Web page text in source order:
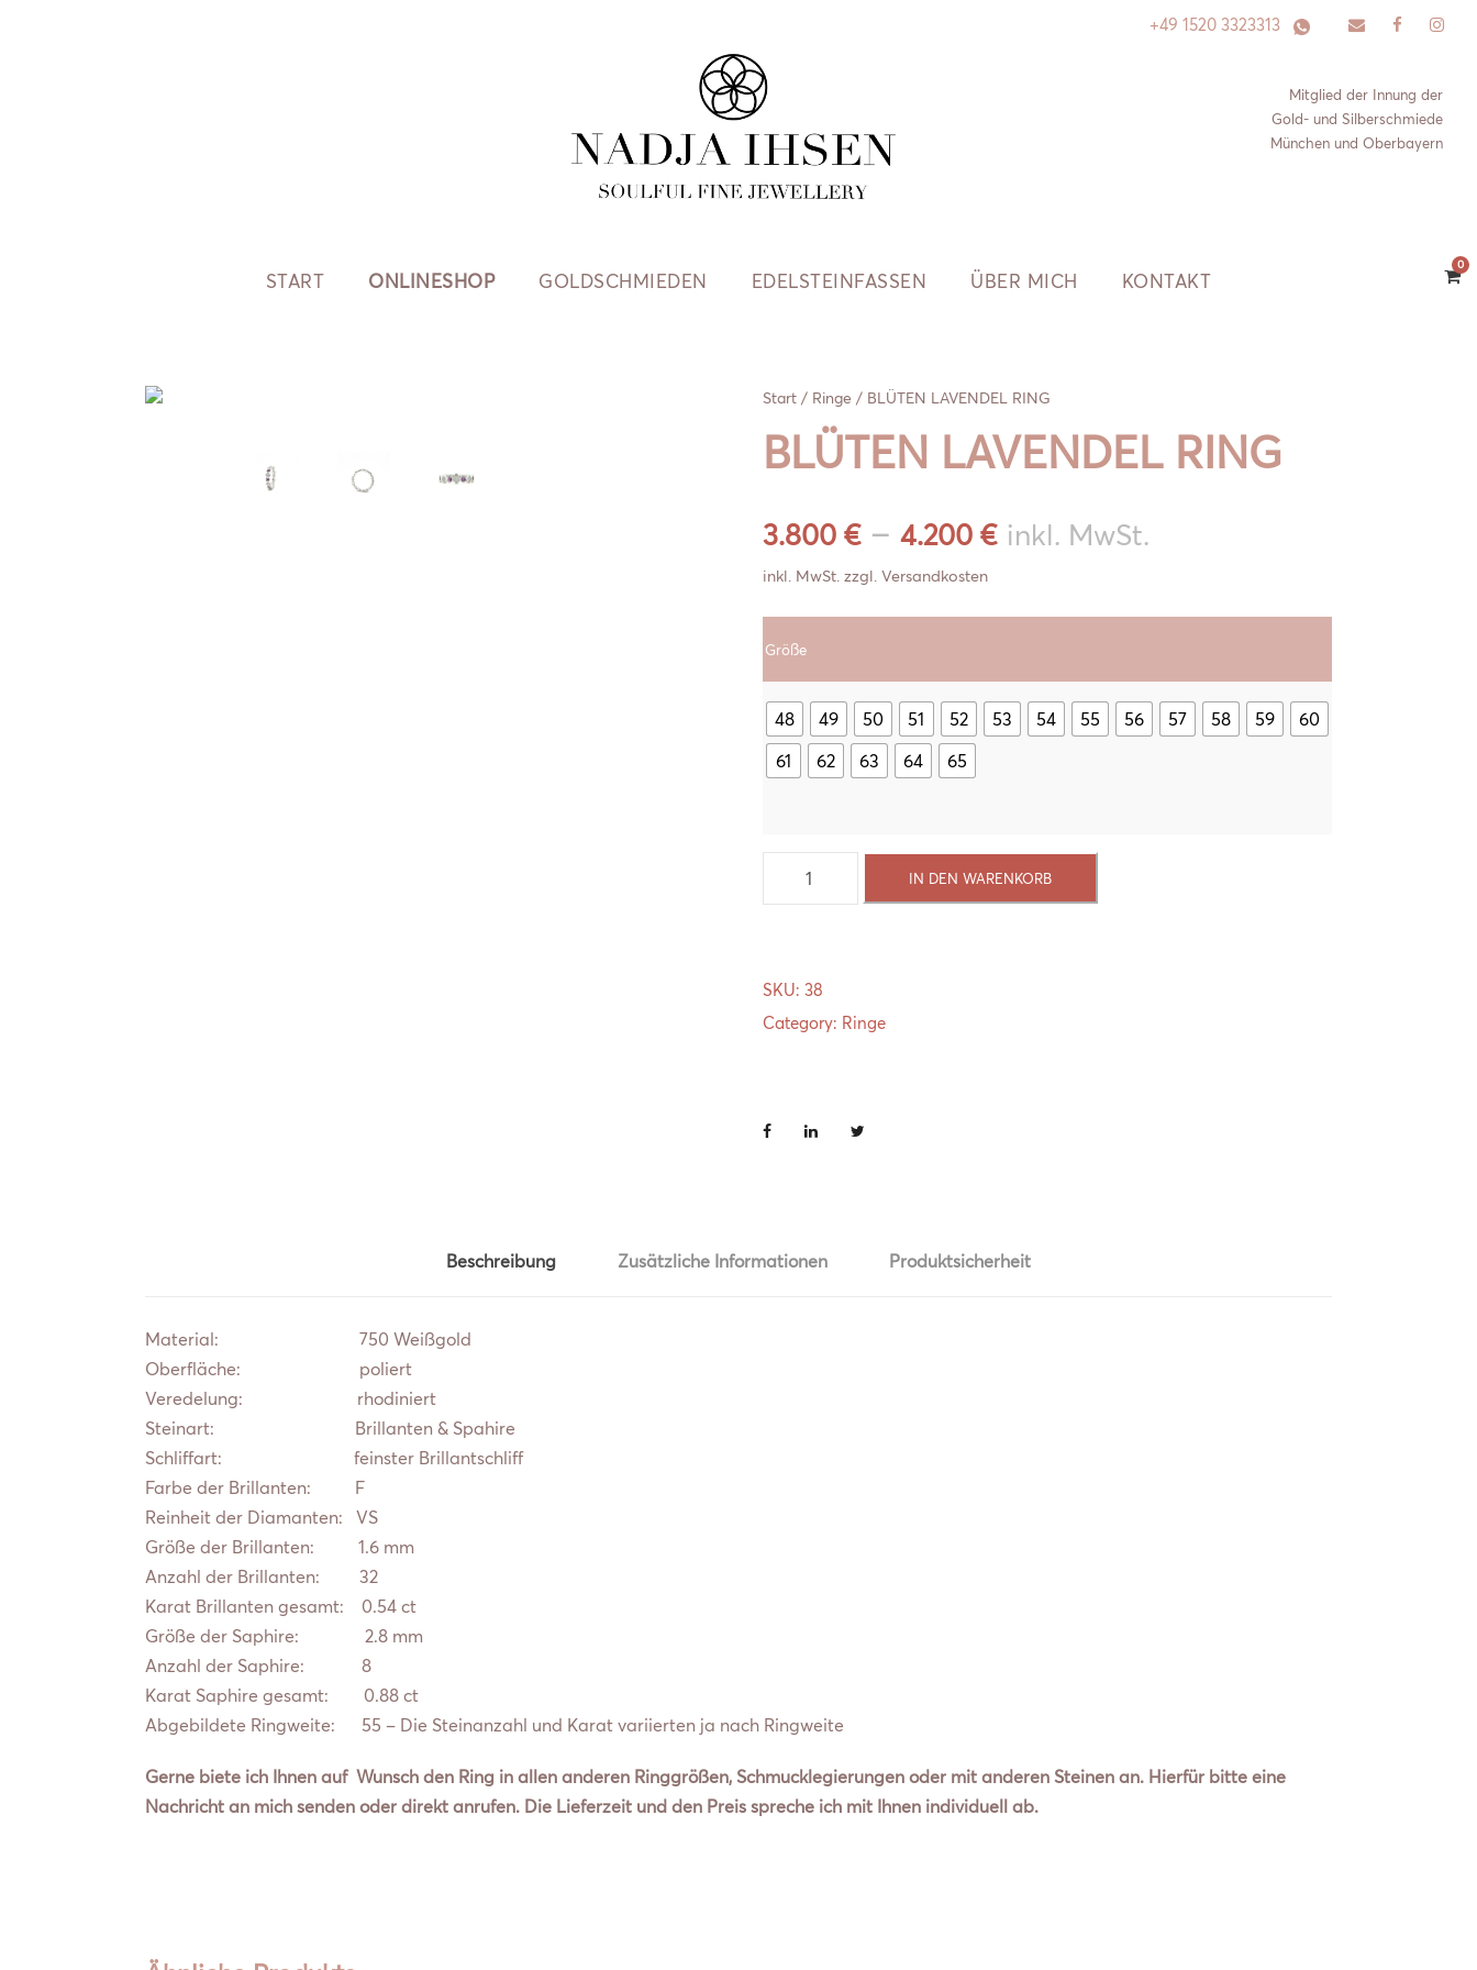
+49 1520 3323313
Mitglied der Innung der
Gold- und Silberschmiede
München und Oberbayern
START ONLINESHOP GOLDSCHMIEDEN EDELSTEINFASSEN ÜBER MICH KONTAKT
0
Start/ Ringe / BLÜTEN LAVENDEL RING
BLÜTEN LAVENDEL RING
3.800 €– 4.200 € inkl. MwSt.
inkl. MwSt. zzgl. Versandkosten
Größe
48 49 50 51 52 53 54 55 56 57 58 59
60
61
62 63 64 65
IN DEN WARENKORB
SKU: 38
Category: Ringe
Beschreibung Zusätzliche Informationen Produktsicherheit
Material: 750 Weißgold
Oberfläche: poliert
Veredelung: rhodiniert
Steinart: Brillanten & Spahire
Schliffart: feinster Brillantschliff
Farbe der Brillanten: F
Reinheit der Diamanten: VS
Größe der Brillanten: 1.6 mm
Anzahl der Brillanten: 32
Karat Brillanten gesamt: 0.54 ct
Größe der Saphire: 2.8 mm
Anzahl der Saphire: 8
Karat Saphire gesamt: 0.88 ct
Abgebildete Ringweite: 55 – Die Steinanzahl und Karat variierten ja nach Ringweite
Gerne biete ich Ihnen auf Wunsch den Ring in allen anderen Ringgrößen, Schmucklegierungen oder mit anderen Steinen an. Hierfür bitte eine
Nachricht an mich senden oder direkt anrufen. Die Lieferzeit und den Preis spreche ich mit Ihnen individuell ab.